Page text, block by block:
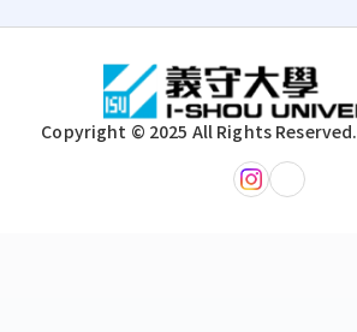
Copyright © 2025 All Rights Reserved.